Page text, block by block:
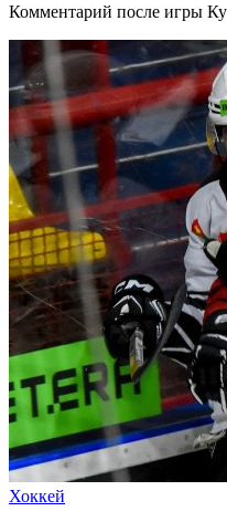
Комментарий после игры
Хоккей